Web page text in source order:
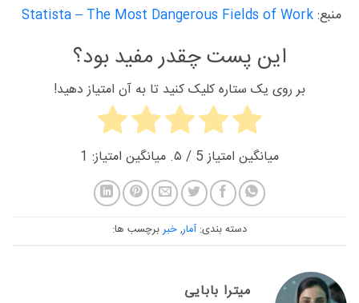
منبع:Statista – The Most Dangerous Fields of Work
این پست چقدر مفید بود؟
بر روی یک ستاره کلیک کنید تا به آن امتیاز دهید!
میانگین امتیاز5 / ۵. میانگین امتیاز: 1
دسته بندی: آمار,خبربرچسب ها:
میترا بابایی